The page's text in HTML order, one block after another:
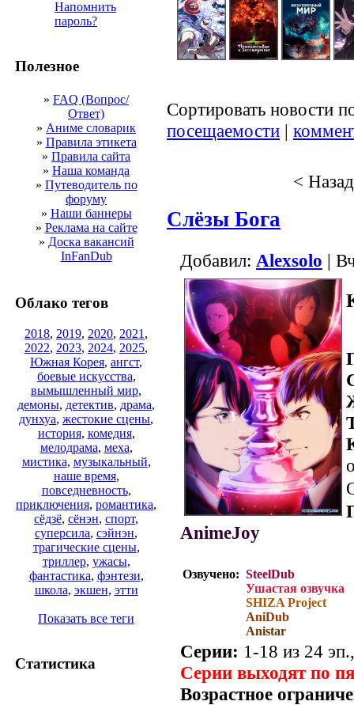
Напомнить
пароль?
Полезное
» FAQ (Вопрос/
Ответ)
» Аниме словарик
» Правила этикета
» Правила сайта
» Наша команда
» Путеводитель по
форуму
» Наши баннеры
» Реклама на сайте
» Доска вакансий
InFanDub
Облако тегов
2018, 2019, 2020, 2021 ,
2022, 2023, 2024, 2025,
Южная Корея, ангст,
боевые искусства,
вымышленный мир,
демоны, детектив, драма,
дунхуа, жестокие сцены,
история, комедия,
мелодрама, меха,
мистика, музыкальный,
наше время,
повседневность,
приключения, романтика,
сёдзё, сёнэн, спорт,
суперсила, сэйнэн,
трагические сцены,
триллер, ужасы,
фантастика, фэнтези,
школа, экшен, этти
Показать все теги
Статистика
Сортировать новости
посещаемости |
< Назад
Слёзы Бога
Добавил: Alexsolo |
AnimeJoy
Озвучено: SteelDub
Ушастая озвучка
SHIZA Project
AniDub
Anistar
Серии: 1-18 из 24
Серии выходят по
Возрастное